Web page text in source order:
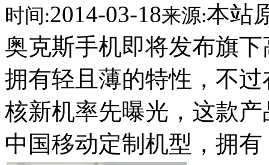
时间:2014-03-18来源:本站
奥克斯手机即将发布旗
拥有轻且薄的特性，不
核新机率先曝光，这款
中国移动定制机型，拥有